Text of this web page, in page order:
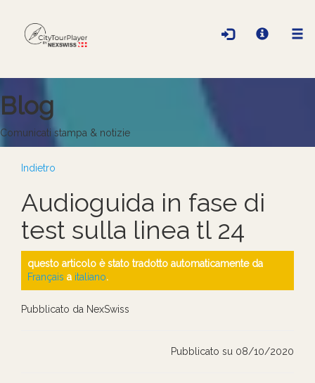
Blog
Comunicati stampa & notizie
Indietro
Audioguida in fase di
test sulla linea tl 24
questo articolo è stato tradotto automaticamente da
Français a italiano.
Pubblicato da NexSwiss
Pubblicato su 08/10/2020